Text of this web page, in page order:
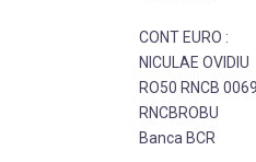
CONT EURO :
NICULAE OVIDIU
RO50 RNCB
RNCBROBU
Banca BCR